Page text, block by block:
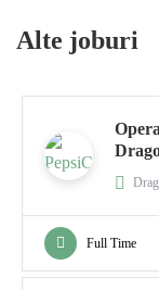
Alte joburi
Full Time